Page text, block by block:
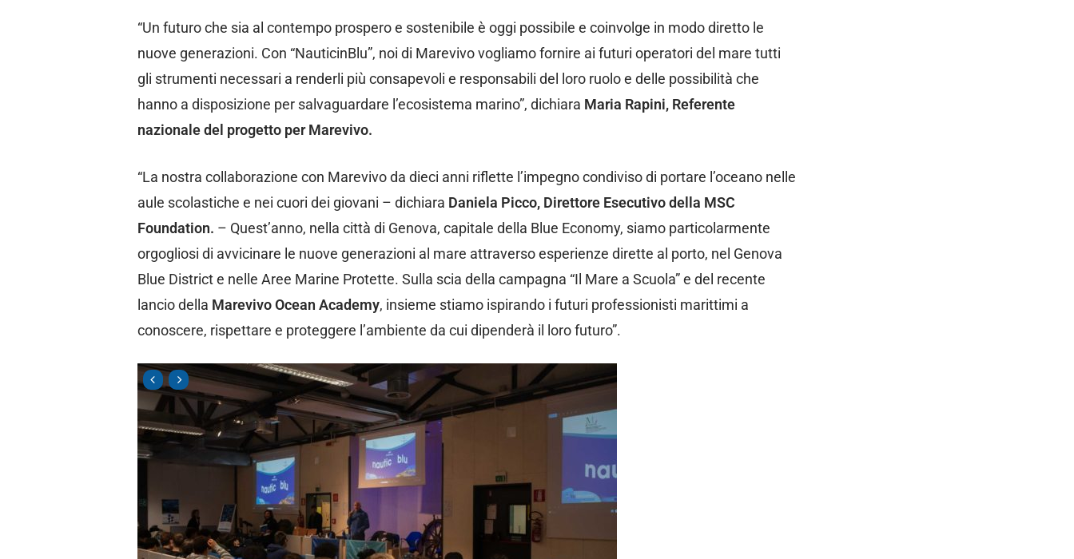
“Un futuro che sia al contempo prospero e sostenibile è oggi possibile e coinvolge in modo diretto le
nuove generazioni. Con “NauticinBlu”, noi di Marevivo vogliamo fornire ai futuri operatori del mare tutti
gli strumenti necessari a renderli più consapevoli e responsabili del loro ruolo e delle possibilità che
hanno a disposizione per salvaguardare l’ecosistema marino”, dichiara Maria Rapini, Referente
nazionale del progetto per Marevivo.
“La nostra collaborazione con Marevivo da dieci anni riflette l’impegno condiviso di portare l’oceano nelle
aule scolastiche e nei cuori dei giovani – dichiara Daniela Picco, Direttore Esecutivo della MSC
Foundation. – Quest’anno, nella città di Genova, capitale della Blue Economy, siamo particolarmente
orgogliosi di avvicinare le nuove generazioni al mare attraverso esperienze dirette al porto, nel Genova
Blue District e nelle Aree Marine Protette. Sulla scia della campagna “Il Mare a Scuola” e del recente
lancio della Marevivo Ocean Academy, insieme stiamo ispirando i futuri professionisti marittimi a
conoscere, rispettare e proteggere l’ambiente da cui dipenderà il loro futuro”.